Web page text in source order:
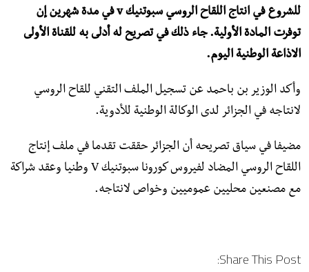
للشروع في انتاج اللقاح الروسي سبوتنيك v في مدة شهرين إن
توفرت المادة الأولية. جاء ذلك في تصريح له أدلى به للقناة الأولى
الاذاعة الوطنية اليوم.
وأكد الوزير بن باحمد عن تسجيل الملف التقني للقاح الروسي
لانتاجه في الجزائر لدى الوكالة الوطنية للأدوية.
مضيفا في سياق تصريحه أن الجزائر حققت تقدما في ملف إنتاج
اللقاح الروسي المضاد لفيروس كورونا سبوتنيك V وطنيا وعقد شراكة
مع مصنعين محليين عموميين وخواص لانتاجه.
Share This Post: